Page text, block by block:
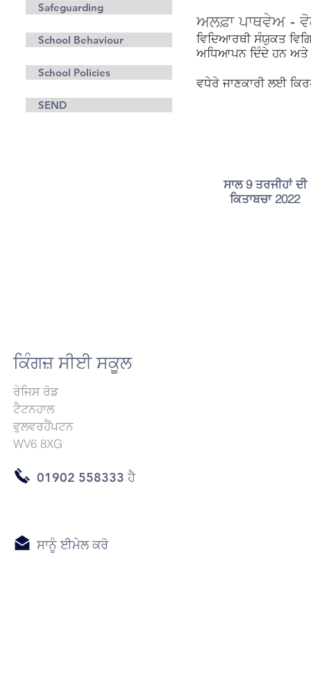
Safeguarding
School Behaviour
School Policies
SEND
ਅਲਫ਼ਾ ਪਾਥਵੇਅ -
ਵਿਦਿਆਰਥੀ ਸੰਯੁਕਤ
ਅਧਿਆਪਨ ਦਿੰਦੇ ਹਨ ਅਤੇ
ਵਧੇਰੇ ਜਾਣਕਾਰੀ ਲਈ
ਸਾਲ 9 ਤਰਜੀਹਾਂ ਦੀ
ਕਿਤਾਬਚਾ 2022
ਕਿੰਗਜ਼ ਸੀਈ ਸਕੂਲ
ਰੇਜਿਸ ਰੋਡ
ਟੈਟਨਹਾਲ
ਵੁਲਵਰਹੈਂਪਟਨ
WV6 8XG
01902 558333 ਹੈ
ਸਾਨੂੰ ਈਮੇਲ ਕਰੋ